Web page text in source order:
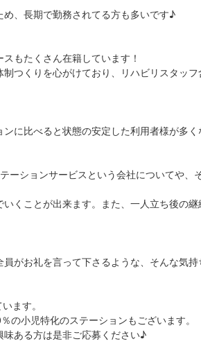
、長期で勤務されてる方も多いです♪
もたくさん在籍しています！
つくりを心がけており、リハビリスタッ
比べると状態の安定した利用者様が多く
ションサービスという会社についてや、
くことが出来ます。また、一人立ち後の
がお礼を言って下さるような、そんな気持
ます。
小児特化のステーションもございます。
ある方は是非ご応募ください♪